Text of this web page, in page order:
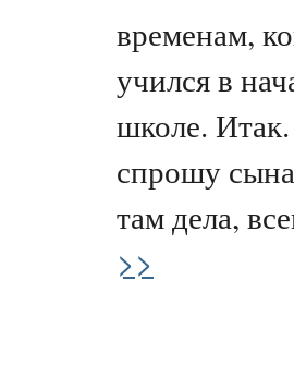
временам,
учился в
школе.
спрошу
там дела,
>>